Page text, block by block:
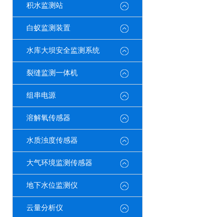
积水监测站
白蚁监测装置
水库大坝安全监测系统
裂缝监测一体机
组串电源
溶解氧传感器
水质浊度传感器
大气环境监测传感器
地下水位监测仪
云量分析仪